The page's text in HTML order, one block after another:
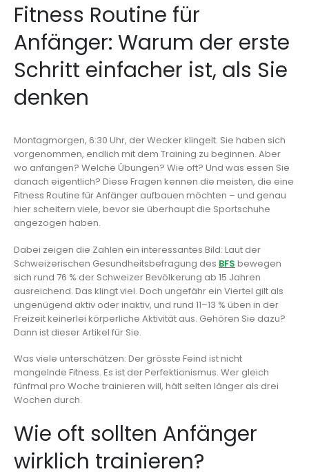
Fitness Routine für
Anfänger: Warum der erste
Schritt einfacher ist, als Sie
denken
Montagmorgen, 6:30 Uhr, der Wecker klingelt. Sie haben sich
vorgenommen, endlich mit dem Training zu beginnen. Aber
wo anfangen? Welche Übungen? Wie oft? Und was essen Sie
danach eigentlich? Diese Fragen kennen die meisten, die eine
Fitness Routine für Anfänger aufbauen möchten – und genau
hier scheitern viele, bevor sie überhaupt die Sportschuhe
angezogen haben.
Dabei zeigen die Zahlen ein interessantes Bild: Laut der
Schweizerischen Gesundheitsbefragung des BFS bewegen
sich rund 76 % der Schweizer Bevölkerung ab 15 Jahren
ausreichend. Das klingt viel. Doch ungefähr ein Viertel gilt als
ungenügend aktiv oder inaktiv, und rund 11–13 % üben in der
Freizeit keinerlei körperliche Aktivität aus. Gehören Sie dazu?
Dann ist dieser Artikel für Sie.
Was viele unterschätzen: Der grösste Feind ist nicht
mangelnde Fitness. Es ist der Perfektionismus. Wer gleich
fünfmal pro Woche trainieren will, hält selten länger als drei
Wochen durch.
Wie oft sollten Anfänger
wirklich trainieren?